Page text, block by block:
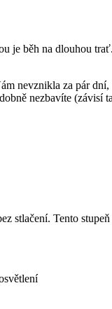
je běh na dlouhou
nevznikla za pár
nezbavíte (závisí
stlačení. Tento